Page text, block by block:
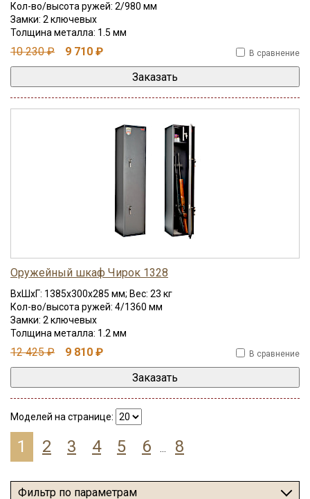
В сравнение
Кол-во/высота ружей: 2/980 мм
Замки: 2 ключевых
Толщина металла: 1.5 мм
10 230 ₽ 9 710 ₽
В сравнение
Оружейный шкаф Чирок 1328
ВхШхГ: 1385x300x285 мм; Вес: 23 кг
Кол-во/высота ружей: 4/1360 мм
Замки: 2 ключевых
Толщина металла: 1.2 мм
12 425 ₽ 9 810 ₽
Моделей на странице:
1 2 3 4 5 6 8
Фильтр по параметрам